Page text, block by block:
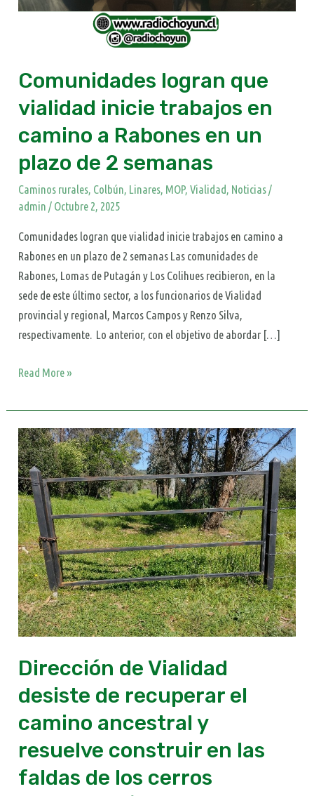
Comunidades logran que
vialidad inicie trabajos en
camino a Rabones en un
plazo de 2 semanas​
Caminos rurales, Colbún, Linares, MOP, Vialidad, Noticias/
admin/ Octubre 2, 2025
Comunidades logran que vialidad inicie trabajos en camino a
Rabones en un plazo de 2 semanas Las comunidades de
Rabones, Lomas de Putagán y Los Colihues recibieron, en la
sede de este último sector, a los funcionarios de Vialidad
provincial y regional, Marcos Campos y Renzo Silva,
respectivamente. Lo anterior, con el objetivo de abordar […]
Rabones
de
2
Read More »
Dirección de Vialidad
desiste de recuperar el
camino ancestral y
resuelve construir en las
faldas de los cerros
Dirección
de
Vialidad
desiste
de
recuperar
el
camino
ancestral
y
resuelve
en
las
de
los
cerros